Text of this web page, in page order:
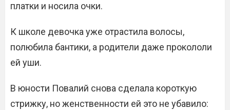
платки и носила очки.
К школе девочка уже отрастила волосы,
полюбила бантики, а родители даже прокололи
ей уши.
В юности Повалий снова сделала короткую
стрижку, но женственности ей это не убавило: